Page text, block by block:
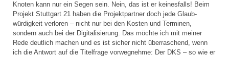
Knoten kann nur ein Segen sein. Nein, das ist er keinesfalls! Beim
Projekt Stuttgart 21 haben die Projektpartner doch jede Glaub­
würdigkeit verloren – nicht nur bei den Kosten und Terminen,
sondern auch bei der Digitalisierung. Das möchte ich mit meiner
Rede deutlich machen und es ist sicher nicht überraschend, wenn
ich die Antwort auf die Titelfrage vorwegnehme: Der DKS – so wie er